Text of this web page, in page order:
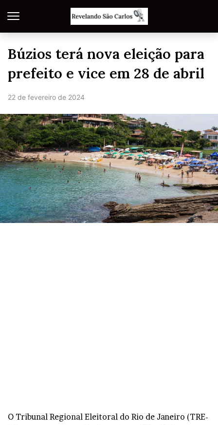
Búzios terá nova eleição para
prefeito e vice em 28 de abril
22 de fevereiro de 2024
O Tribunal Regional Eleitoral do Rio de Janeiro (TRE-